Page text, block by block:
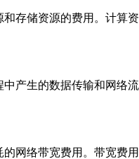
存储资源的费用。计算
产生的数据传输和网络
网络带宽费用。带宽费